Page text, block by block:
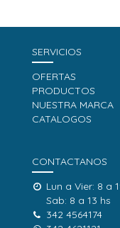
SERVICIOS
OFERTAS
PRODUCTOS
NUESTRA MARCA
CATALOGOS
CONTACTANOS
Lun a Vier: 8 a
Sab: 8 a 13 hs
342 4564174